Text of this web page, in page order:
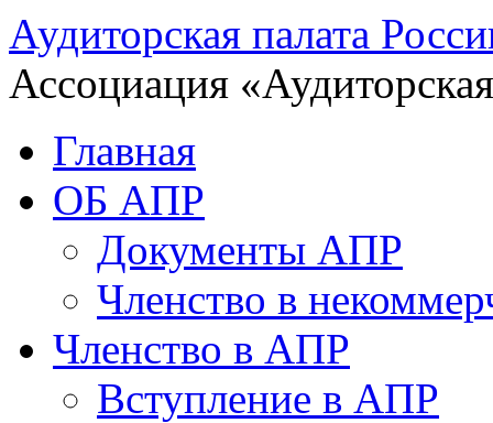
Аудиторская палата
Ассоциация
Главная
ОБ АПР
Документы АПР
Членство в
Членство в АПР
Вступление в АПР